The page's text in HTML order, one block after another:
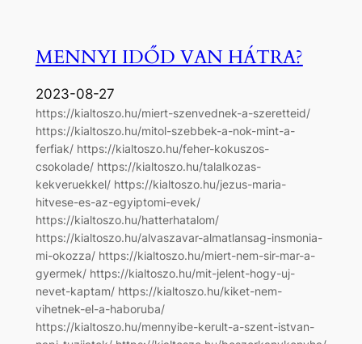
MENNYI IDŐD VAN HÁTRA?
2023-08-27
https://kialtoszo.hu/miert-szenvednek-a-szeretteid/
https://kialtoszo.hu/mitol-szebbek-a-nok-mint-a-
ferfiak/ https://kialtoszo.hu/feher-kokuszos-
csokolade/ https://kialtoszo.hu/talalkozas-
kekveruekkel/ https://kialtoszo.hu/jezus-maria-
hitvese-es-az-egyiptomi-evek/
https://kialtoszo.hu/hatterhatalom/
https://kialtoszo.hu/alvaszavar-almatlansag-insmonia-
mi-okozza/ https://kialtoszo.hu/miert-nem-sir-mar-a-
gyermek/ https://kialtoszo.hu/mit-jelent-hogy-uj-
nevet-kaptam/ https://kialtoszo.hu/kiket-nem-
vihetnek-el-a-haboruba/
https://kialtoszo.hu/mennyibe-kerult-a-szent-istvan-